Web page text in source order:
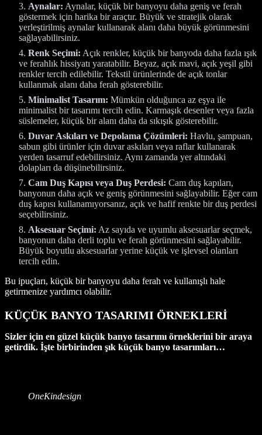
Aynalar: Aynalar, küçük bir banyoyu daha geniş ve ferah
göstermek için harika bir araçtır. Büyük ve stratejik olarak
yerleştirilmiş aynalar kullanarak alanı daha büyük görünmesini
sağlayabilirsiniz.
Renk Seçimi: Açık renkler, küçük bir banyoda daha fazla ışık
ve ferahlık hissiyatı yaratabilir. Beyaz, açık mavi, açık yeşil gibi
renkler tercih edilebilir. Tekstil ürünlerinde de açık tonlar
kullanmak alanı daha ferah gösterebilir.
Minimalist Tasarım: Mümkün olduğunca az eşya ile
minimalist bir tasarımı tercih edin. Karmaşık desenler veya fazla
süslemeler, küçük bir alanı daha da sıkışık gösterebilir.
Duvar Askıları ve Depolama Çözümleri: Havlu, şampuan,
sabun gibi ürünler için duvar askıları veya raflar kullanarak
yerden tasarruf edebilirsiniz. Aynı zamanda yer altındaki
dolapları da düşünebilirsiniz.
Cam Duş Kapısı veya Duş Perdesi: Cam duş kapıları,
banyonun daha açık ve geniş görünmesini sağlayabilir. Eğer cam
duş kapısı kullanamıyorsanız, açık ve hafif renkte bir duş perdesi
seçebilirsiniz.
Aksesuar Seçimi: Az sayıda ve uyumlu aksesuarlar seçmek,
banyonun daha derli toplu ve ferah görünmesini sağlayabilir.
Büyük boyutlu aksesuarlar yerine küçük ve işlevsel olanları
tercih edin.
Bu ipuçları, küçük bir banyoyu daha ferah ve kullanışlı hale
getirmenize yardımcı olabilir.
KÜÇÜK BANYO TASARIMI ÖRNEKLERİ
Sizler için en güzel küçük banyo tasarımı örneklerini bir araya
getirdik. İşte birbirinden şık küçük banyo tasarımları…
OneKindesign